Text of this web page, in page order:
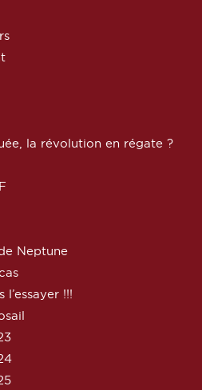
la révolution en régate ?
Neptune
!!!